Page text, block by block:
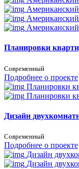
Американский
Американский
Американский
Планировки
Современный
Подробнее о проекте
Планировки
Планировки
Дизайн
Современный
Подробнее о проекте
Дизайн
Дизайн